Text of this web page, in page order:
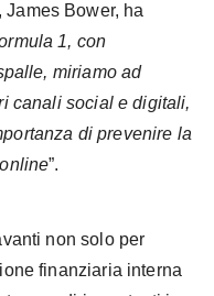
Bower, ha
1, con
miriamo ad
canali social e digitali,
di prevenire la
”.
non solo per
finanziaria interna